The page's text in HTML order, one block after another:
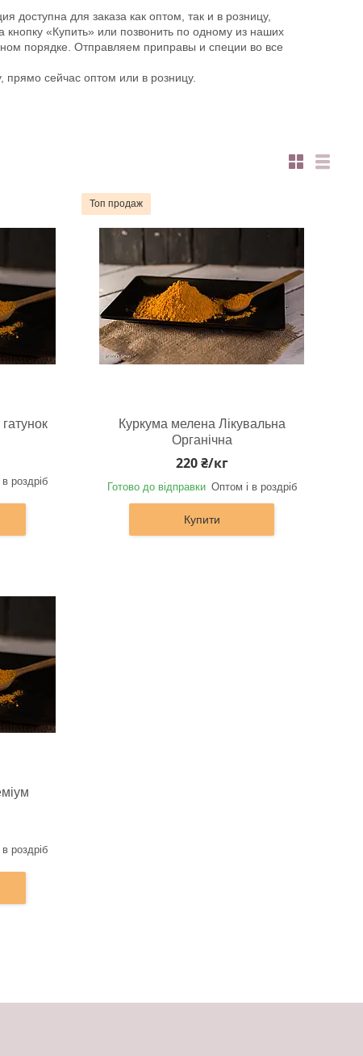
доступна для заказа как оптом, так и в розницу,
«Купить» или позвонить по одному из наших
порядке. Отправляем приправы и специи во все
сейчас оптом или в розницу.
роздріб
Топ продаж
Куркума мелена Лікувальна
Органічна
220 ₴/кг
Готово до відправки Оптом і в роздріб
Купити
роздріб